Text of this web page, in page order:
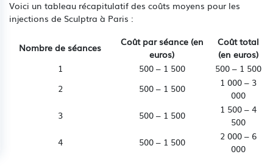
Voici un tableau récapitulatif des coûts moyens pour les
injections de Sculptra à Paris :
Nombre de séances
Coût par séance (en
euros)
Coût total
(en euros)
1
500 – 1 500
500 – 1 500
2
500 – 1 500
1 000 – 3
000
3
500 – 1 500
1 500 – 4
500
4
500 – 1 500
2 000 – 6
000